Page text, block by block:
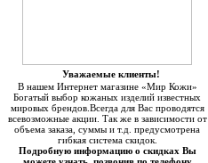
Уважаемые клиенты!
В нашем Интернет магазине «Мир Кожи»
Богатый выбор кожаных изделий известных
мировых брендов.Всегда для Вас проводятся
всевозможные акции. Так же в зависимости от
объема заказа, суммы и т.д. предусмотрена
гибкая система скидок.
Подробную информацию о скидках Вы